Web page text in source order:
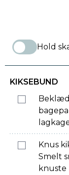
Hold
KIKSEBUND
Knus
Smelt
knuste